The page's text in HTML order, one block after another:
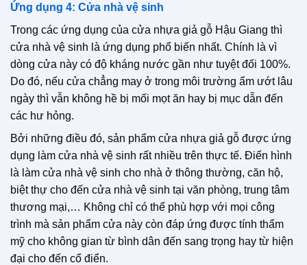
Ứng dụng 4: Cửa nhà vệ sinh
Trong các ứng dụng của cửa nhựa giả gỗ Hậu Giang thì
cửa nhà vệ sinh là ứng dụng phổ biến nhất. Chính là vì
dòng cửa này có độ kháng nước gần như tuyệt đối 100%.
Do đó, nếu cửa chẳng may ở trong môi trường ẩm ướt lâu
ngày thì vẫn không hề bị mối mọt ăn hay bị mục dẫn đến
các hư hỏng.
Bởi những điều đó, sản phẩm cửa nhựa giả gỗ được ứng
dụng làm cửa nhà vệ sinh rất nhiều trên thực tế. Điển hình
là làm cửa nhà vệ sinh cho nhà ở thông thường, căn hộ,
biệt thự cho đến cửa nhà vệ sinh tại văn phòng, trung tâm
thương mại,… Không chỉ có thể phù hợp với mọi công
trình mà sản phẩm cửa này còn đáp ứng được tính thẩm
mỹ cho không gian từ bình dân đến sang trọng hay từ hiện
đại cho đến cổ điển.